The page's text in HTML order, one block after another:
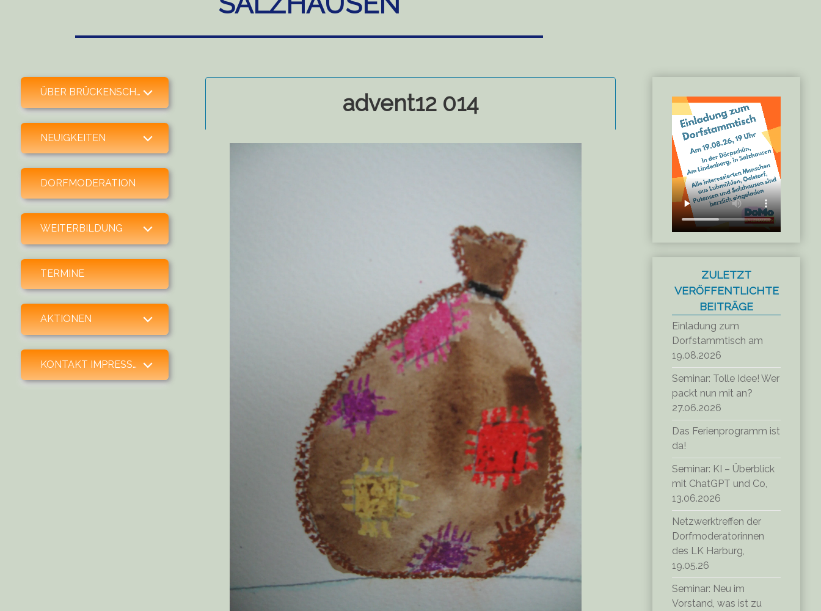
ÜBER BRÜCKENSCHLAGexpand child menu
NEUIGKEITEN expand child menu
DORFMODERATION
WEITERBILDUNG expand child menu
TERMINE
AKTIONEN expand child menu
KONTAKT IMPRESSUM SPENDEN expand child menu
advent12 014
ZULETZT
VERÖFFENTLICHTE
BEITRÄGE
Einladung zum
Dorfstammtisch am
19.08.2026
Seminar: Tolle Idee! Wer
packt nun mit an?
27.06.2026
Das Ferienprogramm ist
da!
Seminar: KI – Überblick
mit ChatGPT und Co,
13.06.2026
Netzwerktreffen der
Dorfmoderatorinnen
des LK Harburg,
19.05.26
Seminar: Neu im
Vorstand, was ist zu